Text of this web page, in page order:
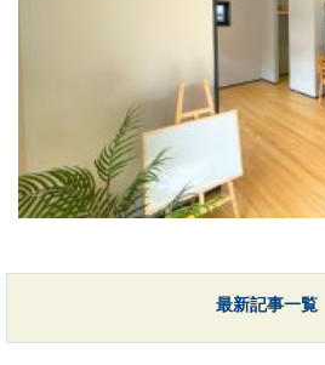
最新記事一覧